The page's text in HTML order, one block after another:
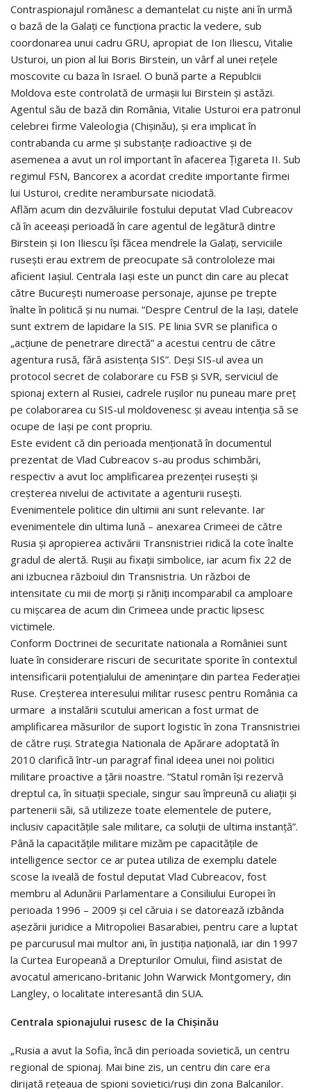
Contraspionajul românesc a demantelat cu niște ani în urmă
o bază de la Galați ce funcționa practic la vedere, sub
coordonarea unui cadru GRU, apropiat de Ion Iliescu, Vitalie
Usturoi, un pion al lui Boris Birstein, un vârf al unei rețele
moscovite cu baza în Israel. O bună parte a Republcii
Moldova este controlată de urmașii lui Birstein și astăzi.
Agentul său de bază din România, Vitalie Usturoi era patronul
celebrei firme Valeologia (Chișinău), și era implicat în
contrabanda cu arme și substanțe radioactive și de
asemenea a avut un rol important în afacerea Țigareta II. Sub
regimul FSN, Bancorex a acordat credite importante firmei
lui Usturoi, credite nerambursate niciodată.
Aflăm acum din dezvăluirile fostului deputat Vlad Cubreacov
că în aceeași perioadă în care agentul de legătură dintre
Birstein și Ion Iliescu își făcea mendrele la Galați, serviciile
rusești erau extrem de preocupate să controloleze mai
aficient Iașiul. Centrala Iași este un punct din care au plecat
către București numeroase personaje, ajunse pe trepte
înalte în politică și nu numai. “Despre Centrul de la Iași, datele
sunt extrem de lapidare la SIS. PE linia SVR se planifica o
„acțiune de penetrare directă” a acestui centru de către
agentura rusă, fără asistența SIS”. Deși SIS-ul avea un
protocol secret de colaborare cu FSB și SVR, serviciul de
spionaj extern al Rusiei, cadrele rușilor nu puneau mare preț
pe colaborarea cu SIS-ul moldovenesc și aveau intenția să se
ocupe de Iași pe cont propriu.
Este evident că din perioada menționată în documentul
prezentat de Vlad Cubreacov s-au produs schimbări,
respectiv a avut loc amplificarea prezenței rusești și
creșterea nivelui de activitate a agenturii rusești.
Evenimentele politice din ultimii ani sunt relevante. Iar
evenimentele din ultima lună – anexarea Crimeei de către
Rusia și apropierea activării Transnistriei ridică la cote înalte
gradul de alertă. Rușii au fixații simbolice, iar acum fix 22 de
ani izbucnea războiul din Transnistria. Un război de
intensitate cu mii de morți și răniți incomparabil ca amploare
cu mișcarea de acum din Crimeea unde practic lipsesc
victimele.
Conform Doctrinei de securitate nationala a României sunt
luate în considerare riscuri de securitate sporite în contextul
intensificarii potențialului de amenințare din partea Federației
Ruse. Creșterea interesului militar rusesc pentru România ca
urmare a instalării scutului american a fost urmat de
amplificarea măsurilor de suport logistic în zona Transnistriei
de către ruși. Strategia Nationala de Apărare adoptată în
2010 clarifică într-un paragraf final ideea unei noi politici
militare proactive a țării noastre. “Statul român își rezervă
dreptul ca, în situații speciale, singur sau împreună cu aliații și
partenerii săi, să utilizeze toate elementele de putere,
inclusiv capacitățile sale militare, ca soluții de ultima instanță”.
Până la capacitățile militare mizăm pe capacitățile de
intelligence sector ce ar putea utiliza de exemplu datele
scose la iveală de fostul deputat Vlad Cubreacov, fost
membru al Adunării Parlamentare a Consiliului Europei în
perioada 1996 – 2009 și cel căruia i se datorează izbânda
așezării juridice a Mitropoliei Basarabiei, pentru care a luptat
pe parcurusul mai multor ani, în justiția națională, iar din 1997
la Curtea Europeană a Drepturilor Omului, fiind asistat de
avocatul americano-britanic John Warwick Montgomery, din
Langley, o localitate interesantă din SUA.
Centrala spionajului rusesc de la Chișinău
„Rusia a avut la Sofia, încă din perioada sovietică, un centru
regional de spionaj. Mai bine zis, un centru din care era
dirijată rețeaua de spioni sovietici/ruși din zona Balcanilor.